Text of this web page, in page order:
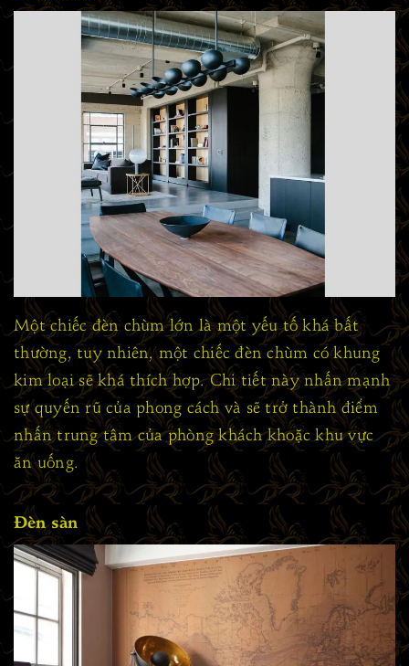
Một chiếc đèn chùm lớn là một yếu tố khá bất
thường, tuy nhiên, một chiếc đèn chùm có khung
kim loại sẽ khá thích hợp. Chi tiết này nhấn mạnh
sự quyến rũ của phong cách và sẽ trở thành điểm
nhấn trung tâm của phòng khách khoặc khu vực
ăn uống.
Đèn sàn